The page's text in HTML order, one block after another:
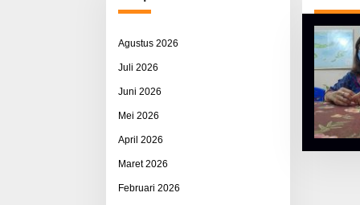
Agustus 2026
Juli 2026
Juni 2026
Mei 2026
April 2026
Maret 2026
Februari 2026